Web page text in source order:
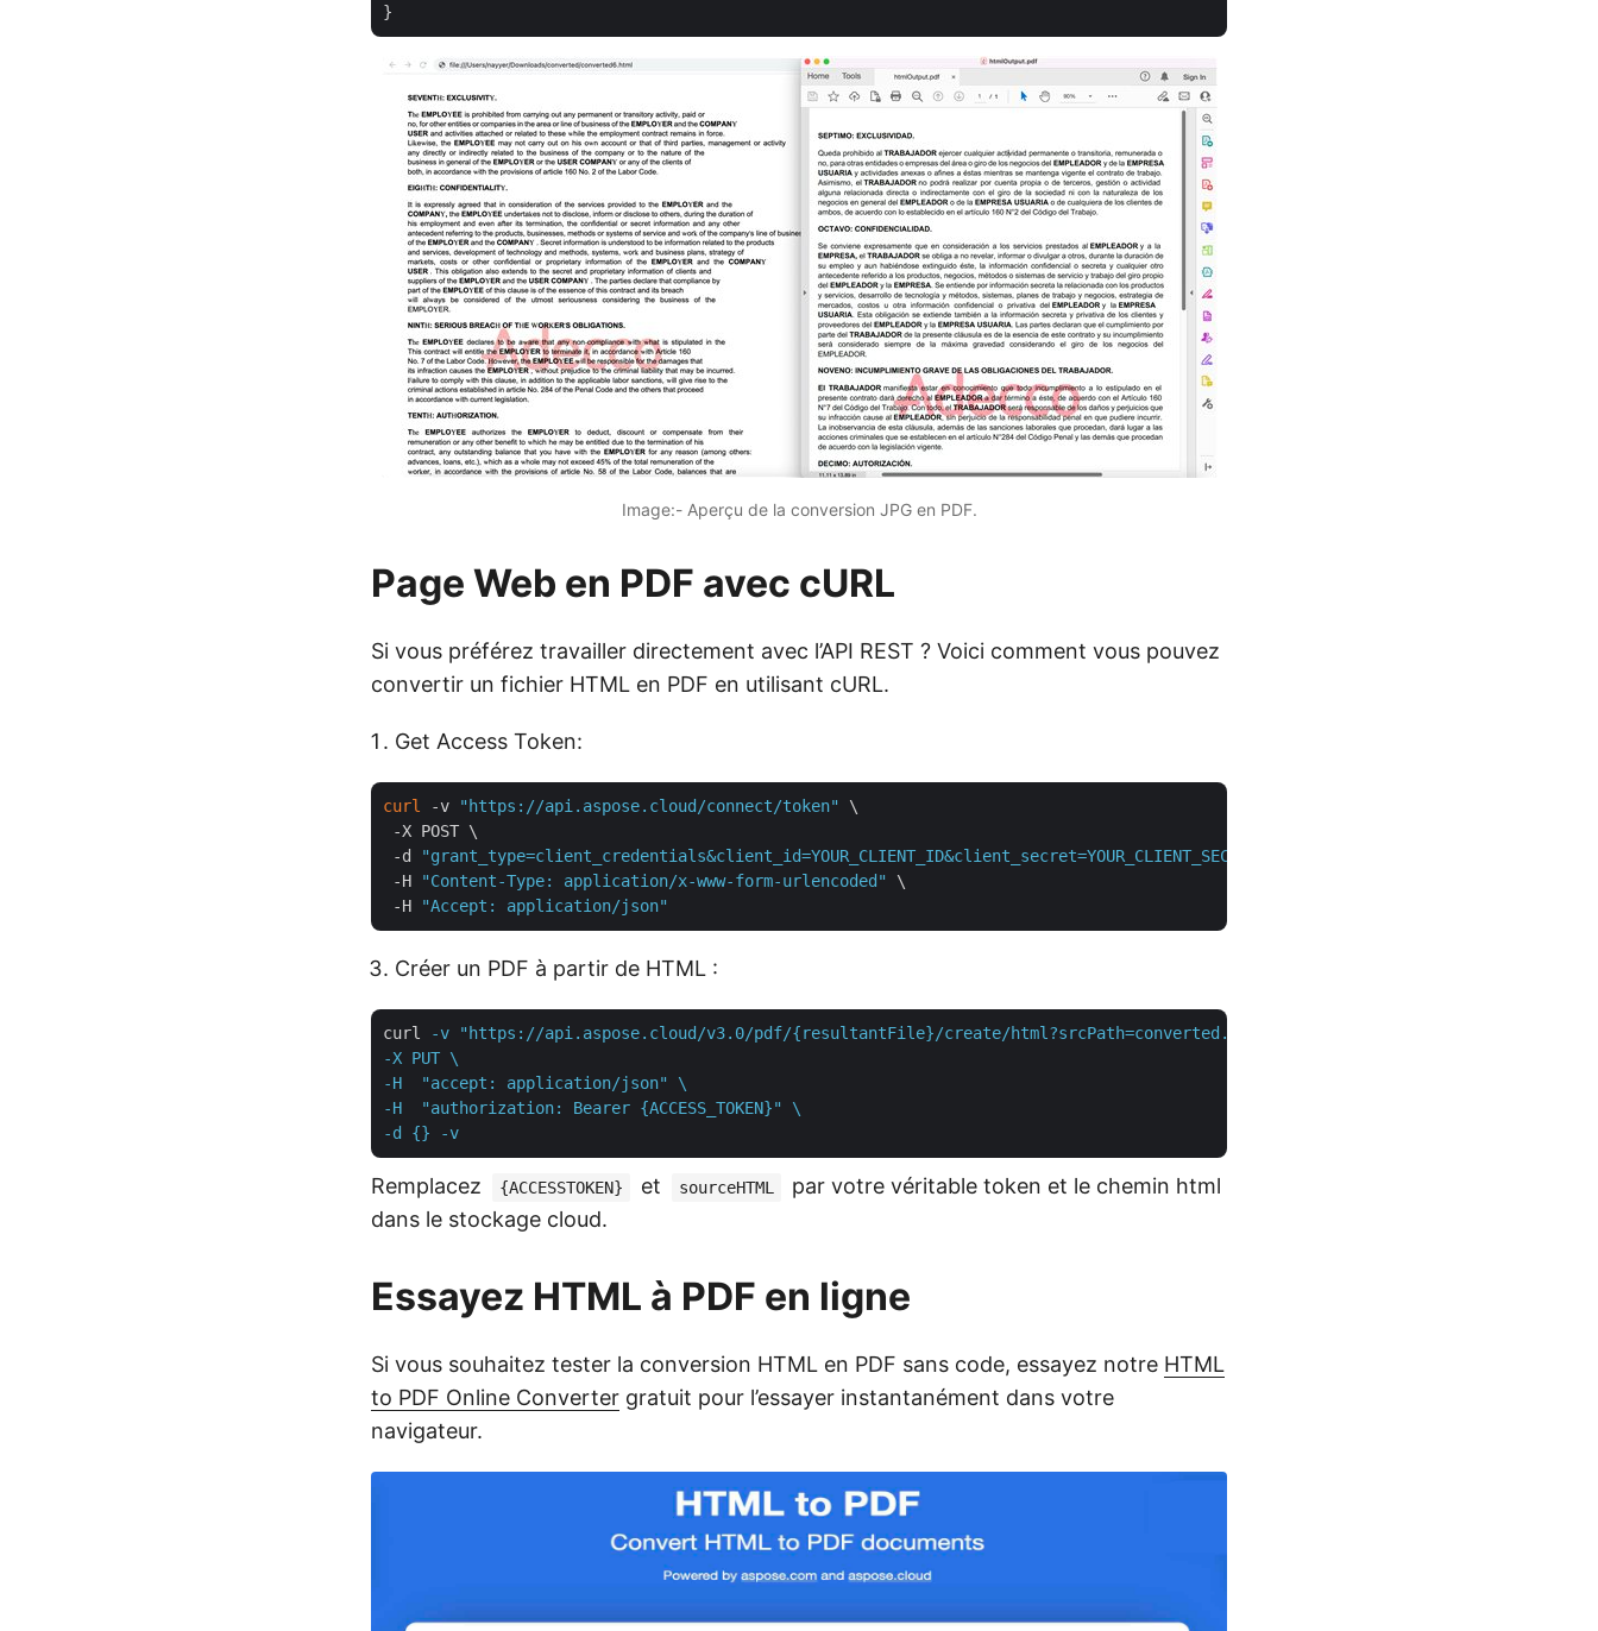
Image:- Aperçu de la conversion JPG en PDF.
Page Web en PDF avec cURL
Si vous préférez travailler directement avec l’API REST ? Voici comment vous pouvez
convertir un fichier HTML en PDF en utilisant cURL.
Get Access Token:
curl -v "https://api.aspose.cloud/connect/token"
\
-X POST \
-d
"grant_type=client_credentials&client_id=YOUR_CLIENT_ID&client_secret=YOUR_CLIENT_SECRET"
-H
"Content-Type: application/x-www-form-urlencoded"
\
-H
"Accept: application/json"
Créer un PDF à partir de HTML :
curl
-v "https://api.aspose.cloud/v3.0/pdf/{resultantFile}/create/html?srcPath=converted.zip&htmlFileName={sourceHTML}" \
-X PUT \
-H  "accept: application/json" \
-H  "authorization: Bearer {ACCESS_TOKEN}" \
-d {} -v
Remplacez {ACCESSTOKEN} et sourceHTML
par votre véritable token et le chemin html
dans le stockage cloud.
Essayez HTML à PDF en ligne
Si vous souhaitez tester la conversion HTML en PDF sans code, essayez notre HTML
to PDF Online Converter gratuit pour l’essayer instantanément dans votre
navigateur.